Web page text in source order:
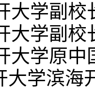
大学副校
大学副校
大学原中
学滨海